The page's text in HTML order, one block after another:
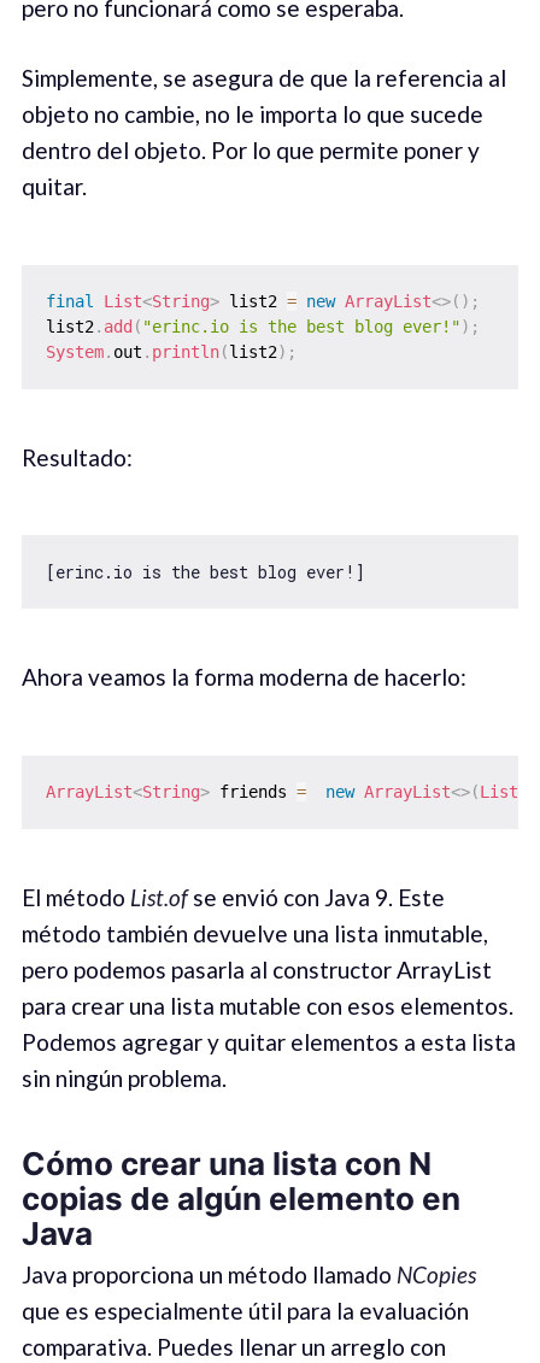
pero no funcionará como se esperaba.
Simplemente, se asegura de que la referencia al
objeto no cambie, no le importa lo que sucede
dentro del objeto. Por lo que permite poner y
quitar.
final List<String> list2 = new ArrayList<>( ) ;
list2. add ( "erinc.io is the best blog ever!") ;
System. out . println(list2) ;
Resultado:
Ahora veamos la forma moderna de hacerlo:
ArrayList<String> friends = new ArrayList<>(List
El método List.of se envió con Java 9. Este
método también devuelve una lista inmutable,
pero podemos pasarla al constructor ArrayList
para crear una lista mutable con esos elementos.
Podemos agregar y quitar elementos a esta lista
sin ningún problema.
Cómo crear una lista con N
copias de algún elemento en
Java
Java proporciona un método llamado NCopies
que es especialmente útil para la evaluación
comparativa. Puedes llenar un arreglo con